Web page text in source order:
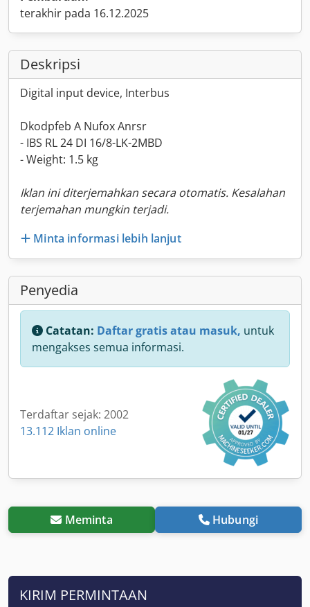
terakhir pada 16.12.2025
Deskripsi
Digital input device, Interbus
Dkodpfeb A Nufox Anrsr
- IBS RL 24 DI 16/8-LK-2MBD
- Weight: 1.5 kg
Iklan ini diterjemahkan secara otomatis. Kesalahan
terjemahan mungkin terjadi.
Minta informasi lebih lanjut
Penyedia
Catatan: Daftar gratis atau masuk, untuk
mengakses semua informasi.
Terdaftar sejak: 2002
13.112 Iklan online
Meminta Hubungi
KIRIM PERMINTAAN